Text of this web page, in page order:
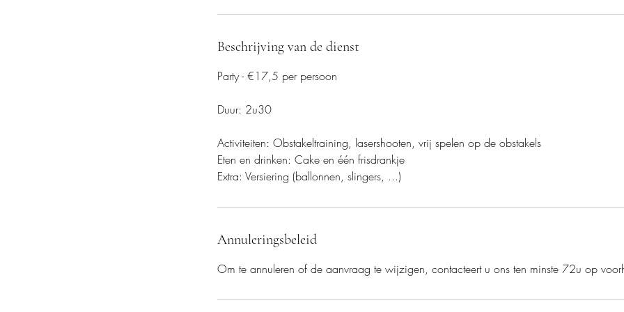
n
.
Beschrijving van de dienst
Party - €17,5 per persoon
Duur: 2u30
Activiteiten: Obstakeltraining, lasershooten, vrij spelen op de obstakels
Eten en drinken: Cake en één frisdrankje
Extra: Versiering (ballonnen, slingers, ...)
Annuleringsbeleid
Om te annuleren of de aanvraag te wijzigen, contacteert u ons ten minste 72u op